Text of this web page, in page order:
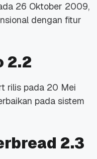
26 Oktober 2009,
dengan fitur
2.2
rilis pada 20 Mei
pada sistem
2.3